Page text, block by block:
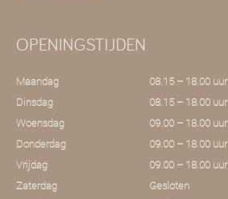
OPENINGSTIJDEN
Maandag
08.15 – 18.00 uur
Dinsdag
08.15 – 18.00 uur
Woensdag
09.00 – 18.00 uur
Donderdag
09.00 – 18.00 uur
Vrijdag
09.00 – 18.00 uur
Zaterdag
Gesloten